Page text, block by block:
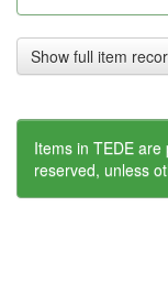
Show full item
Items in TEDE
reserved, unless